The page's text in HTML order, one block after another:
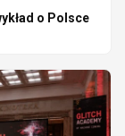
o Polsce